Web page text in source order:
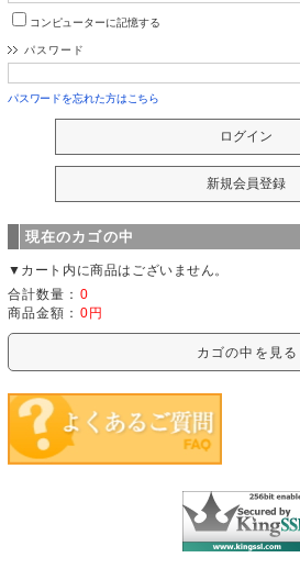
コンピューターに記憶する
パスワード
パスワードを忘れた方はこちら
現在のカゴの中
▼カート内に商品はございません。
合計数量： 0
商品金額： 0円
カゴの中を見る